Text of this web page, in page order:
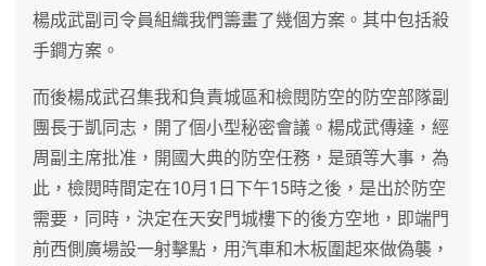
楊成武副司令員組織我們籌畫了幾個方案。其中包括殺
手鐧方案。
而後楊成武召集我和負責城區和檢閱防空的防空部隊副
團長于凱同志，開了個小型秘密會議。楊成武傳達，經
周副主席批准，開國大典的防空任務，是頭等大事，為
此，檢閱時間定在10月1日下午15時之後，是出於防空
需要，同時，決定在天安門城樓下的後方空地，即端門
前西側廣場設一射擊點，用汽車和木板圍起來做偽襲，